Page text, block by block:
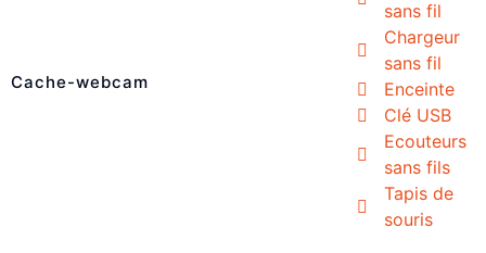
sans fil
Chargeur
sans fil
Enceinte
Clé USB
Ecouteurs
sans fils
Tapis de
souris
Cache-webcam